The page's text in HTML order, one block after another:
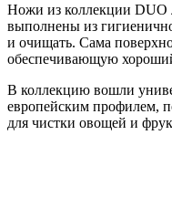
Ножи из коллекции DUO
выполнены из
и очищать. Сама
обеспечивающую
В коллекцию вошли
европейским профилем,
для чистки овощей и